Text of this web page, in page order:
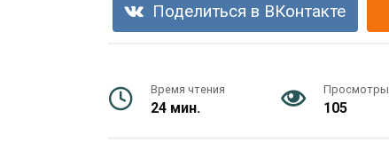
Поделиться в ВКонтакте
Время чтения
24 мин.
Просмотры
105